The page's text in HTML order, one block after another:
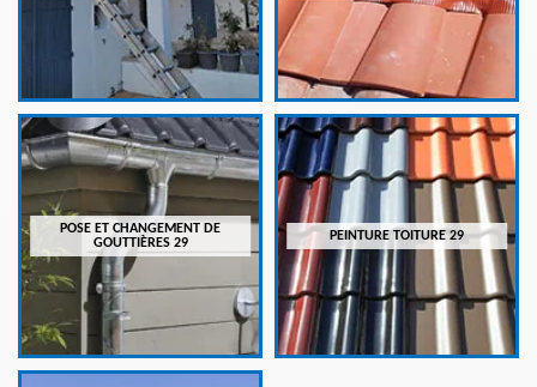
POSE ET CHANGEMENT DE
GOUTTIÈRES 29
PEINTURE TOITURE 29